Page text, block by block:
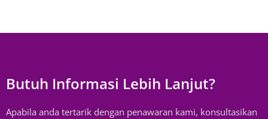
Butuh Informasi Lebih Lanjut?
Apabila anda tertarik dengan penawaran kami, konsultasikan